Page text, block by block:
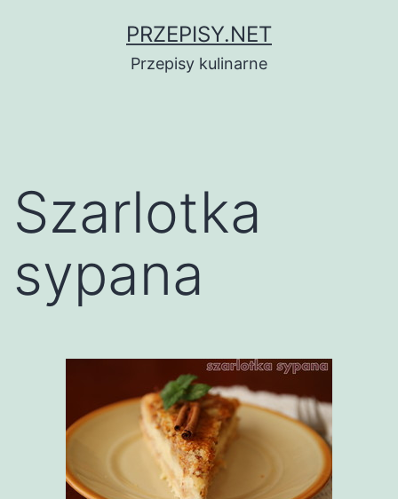
PRZEPISY.NET
Przepisy kulinarne
Szarlotka
sypana